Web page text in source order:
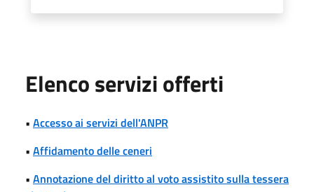
Elenco servizi offerti
• Accesso ai servizi dell'ANPR
• Affidamento delle ceneri
• Annotazione del diritto al voto assistito sulla tessera